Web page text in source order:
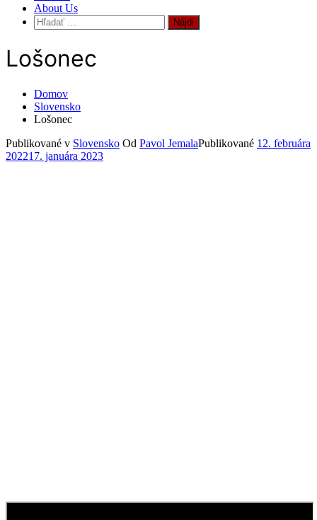
About Us
Hľadať:
Lošonec
Domov
Slovensko
Lošonec
Publikované v Slovensko Od Pavol JemalaPublikované 12. februára
202217. januára 2023